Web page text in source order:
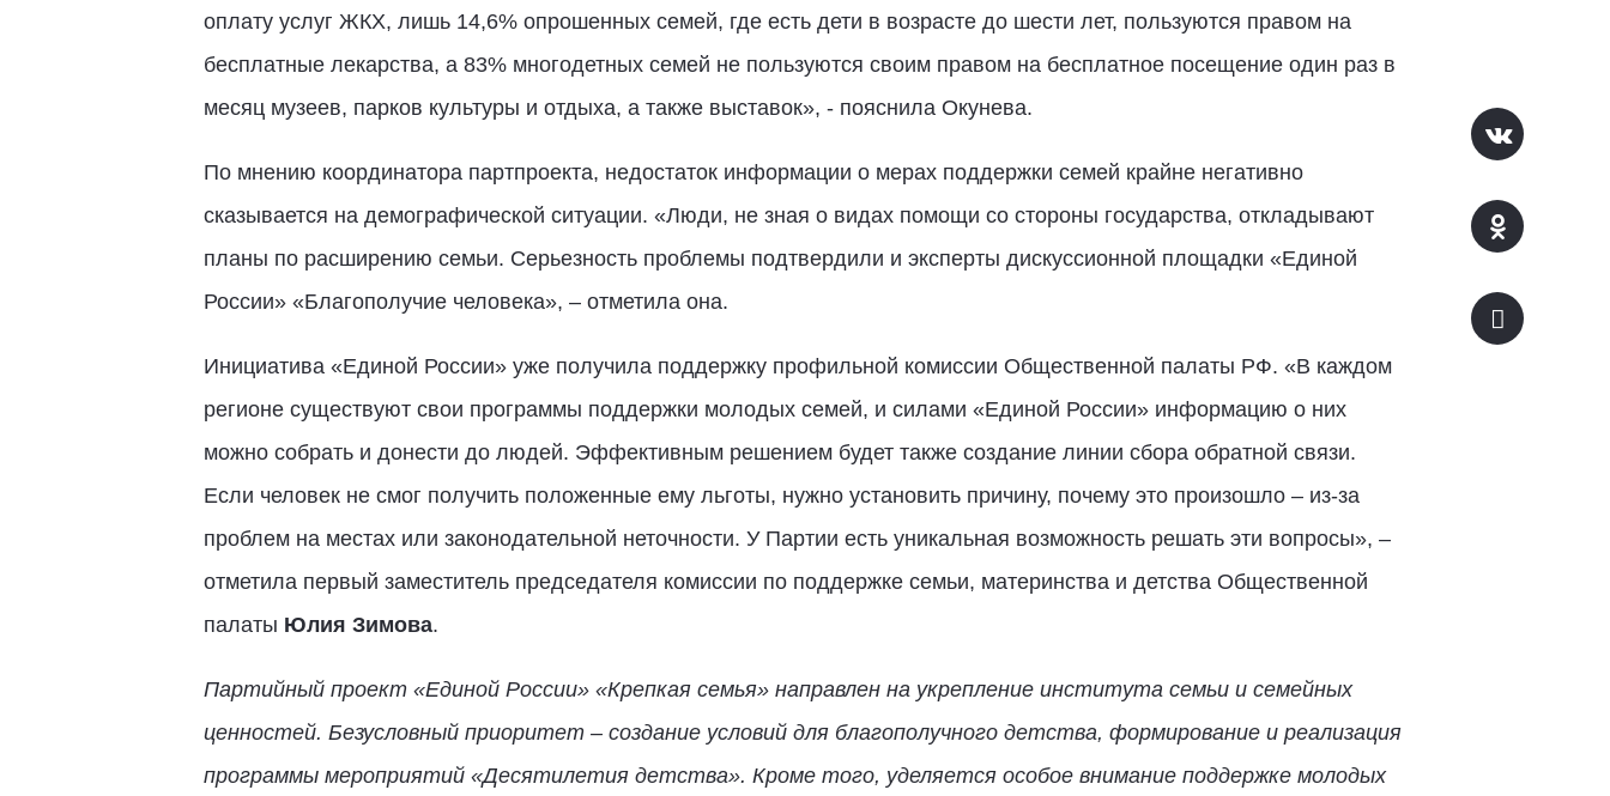
оплату услуг ЖКХ, лишь 14,6% опрошенных семей, где есть дети в возрасте до шести лет, пользуются правом на
бесплатные лекарства, а 83% многодетных семей не пользуются своим правом на бесплатное посещение один раз в
месяц музеев, парков культуры и отдыха, а также выставок», - пояснила Окунева.
По мнению координатора партпроекта, недостаток информации о мерах поддержки семей крайне негативно
сказывается на демографической ситуации. «Люди, не зная о видах помощи со стороны государства, откладывают
планы по расширению семьи. Серьезность проблемы подтвердили и эксперты дискуссионной площадки «Единой
России» «Благополучие человека», – отметила она.
Инициатива «Единой России» уже получила поддержку профильной комиссии Общественной палаты РФ. «В каждом
регионе существуют свои программы поддержки молодых семей, и силами «Единой России» информацию о них
можно собрать и донести до людей. Эффективным решением будет также создание линии сбора обратной связи.
Если человек не смог получить положенные ему льготы, нужно установить причину, почему это произошло – из-за
проблем на местах или законодательной неточности. У Партии есть уникальная возможность решать эти вопросы», –
отметила первый заместитель председателя комиссии по поддержке семьи, материнства и детства Общественной
палаты Юлия Зимова.
Партийный проект «Единой России» «Крепкая семья» направлен на укрепление института семьи и семейных
ценностей. Безусловный приоритет – создание условий для благополучного детства, формирование и реализация
программы мероприятий «Десятилетия детства». Кроме того, уделяется особое внимание поддержке молодых